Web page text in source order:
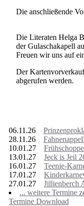
Die anschließende
Die Literaten Helga
der Gulaschakapell
Freuen wir uns auf
Der
abgerufen werden.
06.11.26
28.11.26
10.01.27
13.01.27 Jeck is Jeil
16.01.27 Teenie-
17.01.27
27.01.27 Jillienberch
... weitere Termine
Termine Download